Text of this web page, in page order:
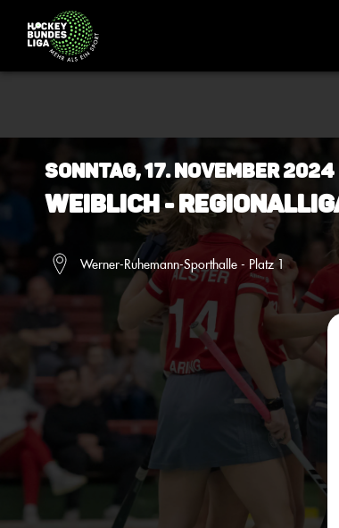
Sonntag, 17. November 2024
Weiblich -
Werner-Ruhemann-Sporthalle - Platz 1